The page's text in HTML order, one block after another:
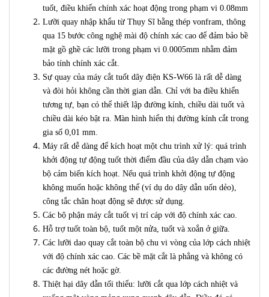
tuốt, điều khiển chính xác hoạt động trong phạm vi 0.08mm
Lưỡi quay nhập khẩu từ Thụy Sĩ bằng thép vonfram, thông
qua 15 bước công nghệ mài độ chính xác cao để đảm bảo bề
mặt gồ ghề các lưỡi trong phạm vi 0.0005mm nhằm đảm
bảo tính chính xác cắt.
Sự quay của máy cắt tuốt dây điện KS-W66 là rất dễ dàng
và đòi hỏi không cần thời gian dẫn. Chỉ với ba điều khiển
tương tự, bạn có thể thiết lập đường kính, chiều dài tuốt và
chiều dài kéo bật ra. Màn hình hiển thị đường kính cắt trong
gia số 0,01 mm.
Máy rất dễ dàng để kích hoạt một chu trình xử lý: quá trình
khởi động tự động tuốt thời điểm đầu của dây dẫn chạm vào
bộ cảm biến kích hoạt. Nếu quá trình khởi động tự động
không muốn hoặc không thể (ví dụ do dây dẫn uốn dẻo),
công tắc chân hoạt động sẽ được sử dụng.
Các bộ phận máy cắt tuốt vị trí cáp với độ chính xác cao.
Hỗ trợ tuốt toàn bộ, tuốt một nửa, tuốt và xoắn ở giữa.
Các lưỡi dao quay cắt toàn bộ chu vi vòng của lớp cách nhiệt
với độ chính xác cao. Các bề mặt cắt là phẳng và không có
các đường nét hoặc gờ.
Thiệt hại dây dẫn tối thiểu: lưỡi cắt qua lớp cách nhiệt và